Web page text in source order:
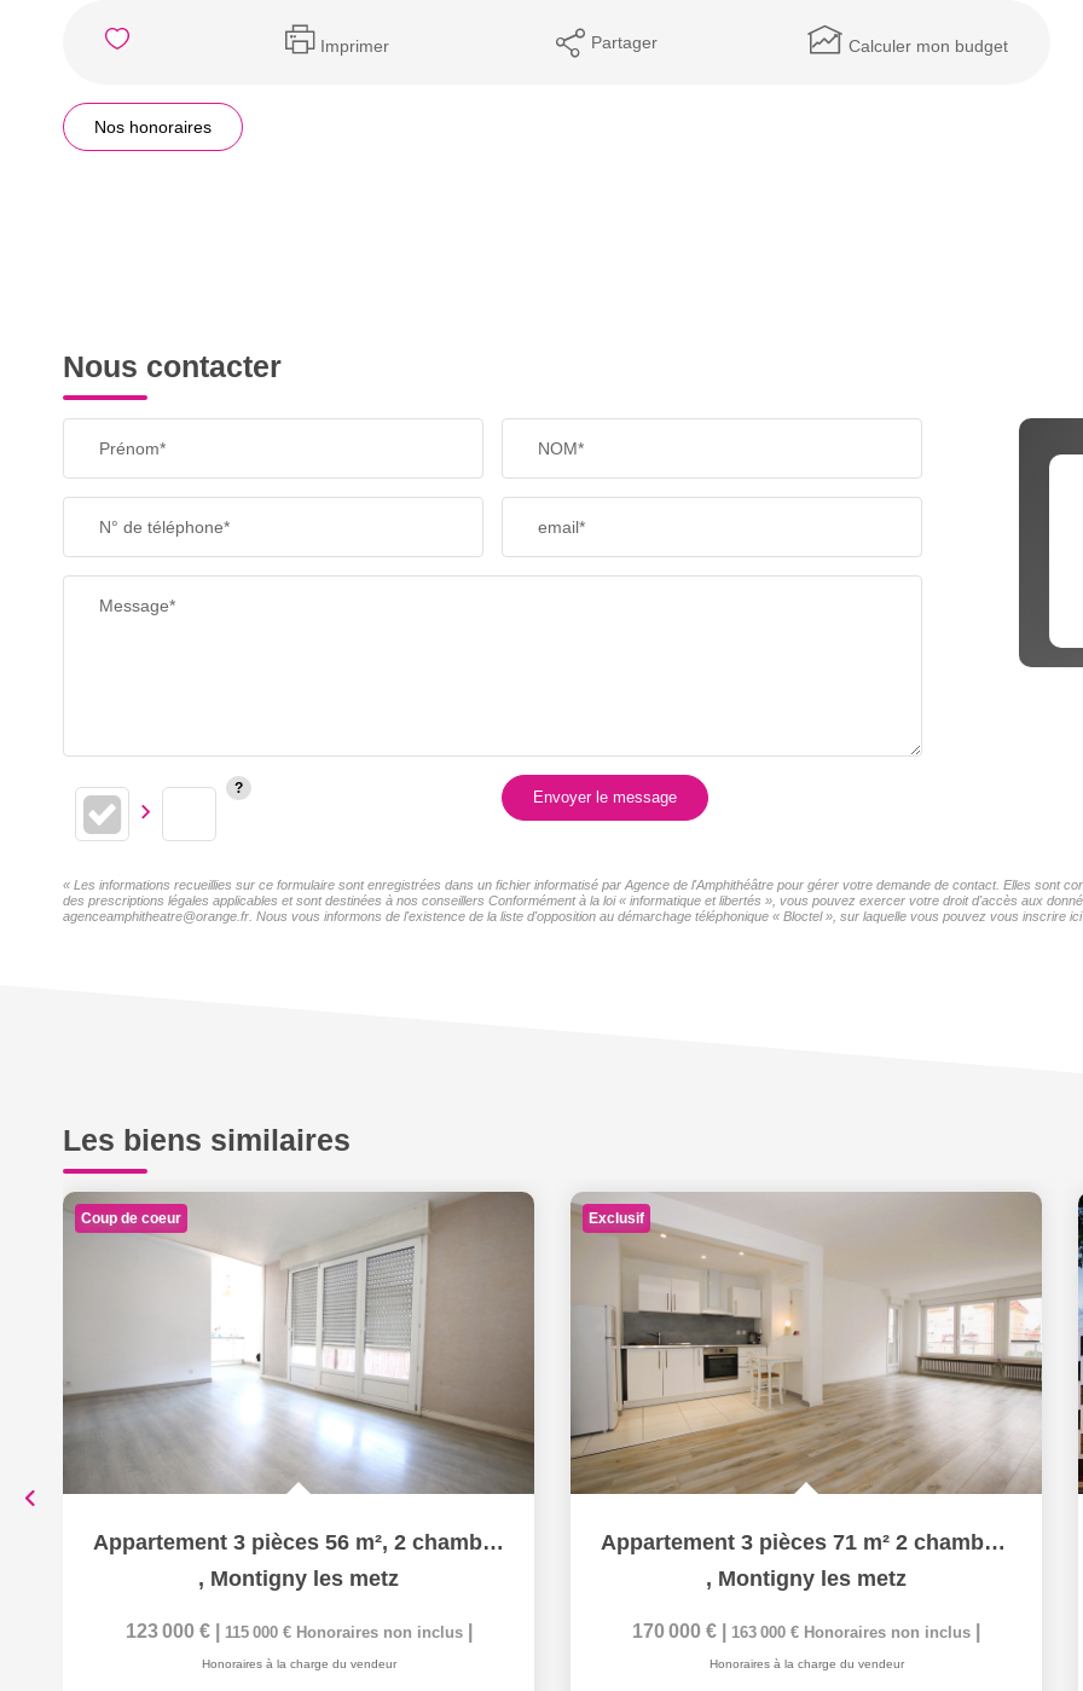
Imprimer Partager Calculer mon budget
Nos honoraires
Nous contacter
Prénom* NOM*
N° de téléphone* email*
Message*
Envoyer le message
« Les informations recueillies sur ce formulaire sont enregistrées dans un fichier informatisé par Agence de l'Amphithéâtre pour gérer votre demande de contact. Elles sont
des prescriptions légales applicables et sont destinées à nos conseillers Conformément à la loi « informatique et libertés », vous pouvez exercer votre droit d'accès aux
agenceamphitheatre@orange.fr. Nous vous informons de l'existence de la liste d'opposition au démarchage téléphonique « Bloctel », sur laquelle vous pouvez vous inscrire
Les biens similaires
Coup de coeur
Appartement 3 pièces 56 m², 2 chambres, une cave à vendre à...
, Montigny les metz
123 000 € 115 000 € Honoraires non inclus
Honoraires à la charge du vendeur
Exclusif
Appartement 3 pièces 71 m² 2 chambres loggia et balcon à...
, Montigny les metz
170 000 € 163 000 € Honoraires non inclus
Honoraires à la charge du vendeur